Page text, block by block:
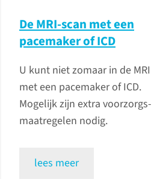
De MRI-scan met een
pacemaker of ICD
U kunt niet zomaar in de MRI
met een pace­maker of ICD.
Mogelijk zijn extra voor­zorgs­
maat­regelen nodig.
lees meer